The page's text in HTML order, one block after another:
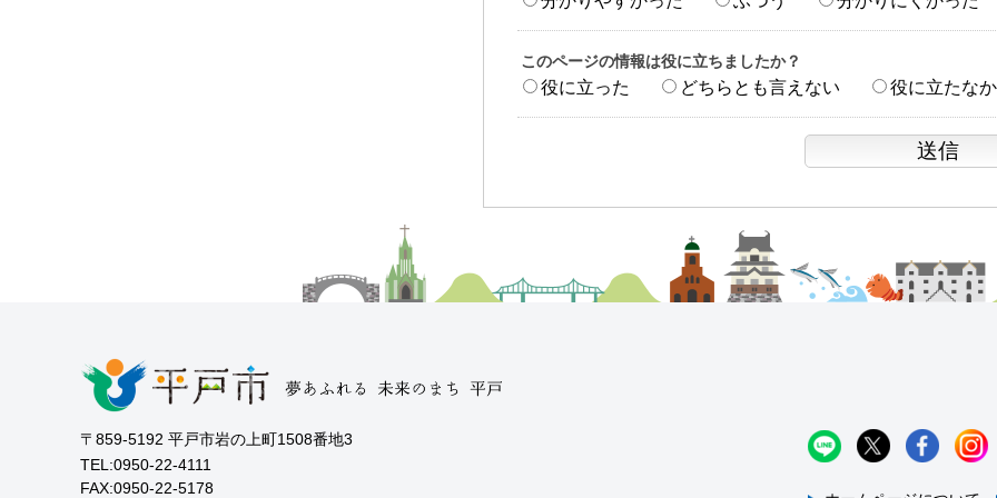
このページの情報は役に立ちましたか？
役に立った どちらとも言えない 役に立たな
〒859-5192 平戸市岩の上町1508番地3
TEL:0950-22-4111
FAX:0950-22-5178